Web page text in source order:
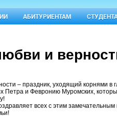
АБИТУРИЕНТАМ
и
– праздник, уходящий корнями в
Петра и Февронию Муромских,
всех с этим